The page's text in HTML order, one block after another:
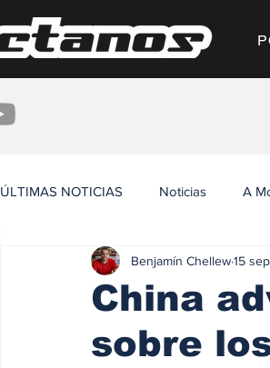
ÚLTIMAS NOTICIAS Noticias A
China
sobre
Benjamín Chellew15